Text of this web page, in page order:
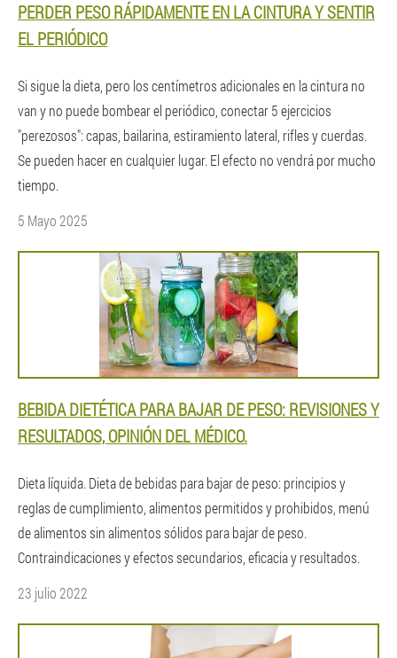
PERDER PESO RÁPIDAMENTE EN LA CINTURA Y SENTIR
EL PERIÓDICO
Si sigue la dieta, pero los centímetros adicionales en la cintura no
van y no puede bombear el periódico, conectar 5 ejercicios
"perezosos": capas, bailarina, estiramiento lateral, rifles y cuerdas.
Se pueden hacer en cualquier lugar. El efecto no vendrá por mucho
tiempo.
5 Mayo 2025
BEBIDA DIETÉTICA PARA BAJAR DE PESO: REVISIONES Y
RESULTADOS, OPINIÓN DEL MÉDICO.
Dieta líquida. Dieta de bebidas para bajar de peso: principios y
reglas de cumplimiento, alimentos permitidos y prohibidos, menú
de alimentos sin alimentos sólidos para bajar de peso.
Contraindicaciones y efectos secundarios, eficacia y resultados.
23 julio 2022